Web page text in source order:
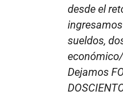
desde el
sueldos,
Dejamos